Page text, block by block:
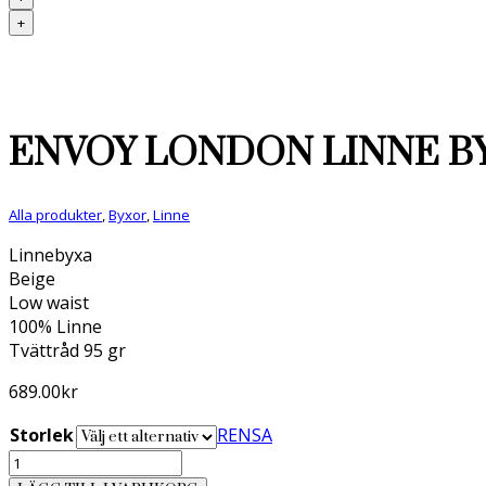
+
ENVOY LONDON LINNE
Alla produkter,Byxor,Linne
Linnebyxa
Beige
Low waist
100% Linne
Tvättråd 95 gr
689.00kr
Storlek
RENSA
Envoy